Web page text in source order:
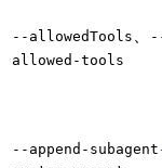
--allowedTools 、
allowed-tools
--append-